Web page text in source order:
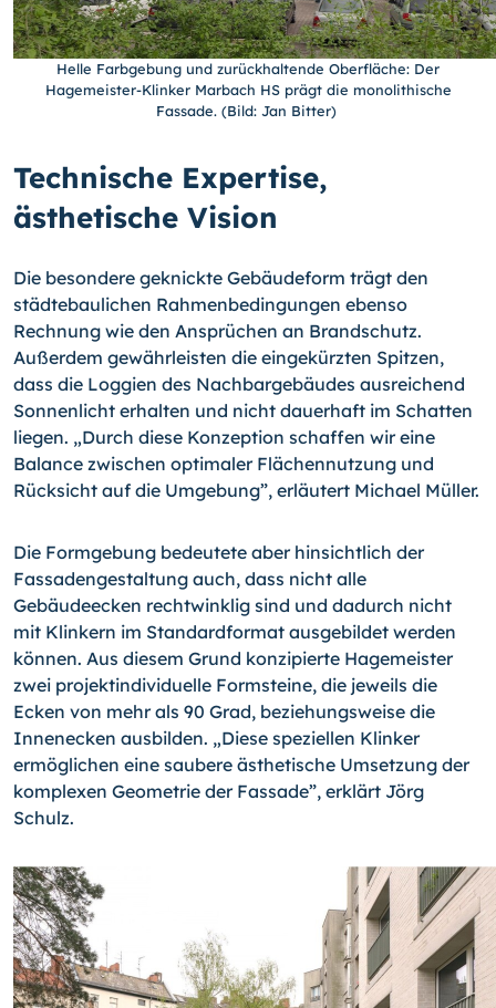
Helle Farbgebung und zurückhaltende Oberfläche: Der
Hagemeister-Klinker Marbach HS prägt die monolithische
Fassade. (Bild: Jan Bitter)
Technische Expertise,
ästhetische Vision
Die besondere geknickte Gebäudeform trägt den
städtebaulichen Rahmenbedingungen ebenso
Rechnung wie den Ansprüchen an Brandschutz.
Außerdem gewährleisten die eingekürzten Spitzen,
dass die Loggien des Nachbargebäudes ausreichend
Sonnenlicht erhalten und nicht dauerhaft im Schatten
liegen. „Durch diese Konzeption schaffen wir eine
Balance zwischen optimaler Flächennutzung und
Rücksicht auf die Umgebung”, erläutert Michael Müller.
Die Formgebung bedeutete aber hinsichtlich der
Fassadengestaltung auch, dass nicht alle
Gebäudeecken rechtwinklig sind und dadurch nicht
mit Klinkern im Standardformat ausgebildet werden
können. Aus diesem Grund konzipierte Hagemeister
zwei projektindividuelle Formsteine, die jeweils die
Ecken von mehr als 90 Grad, beziehungsweise die
Innenecken ausbilden. „Diese speziellen Klinker
ermöglichen eine saubere ästhetische Umsetzung der
komplexen Geometrie der Fassade”, erklärt Jörg
Schulz.